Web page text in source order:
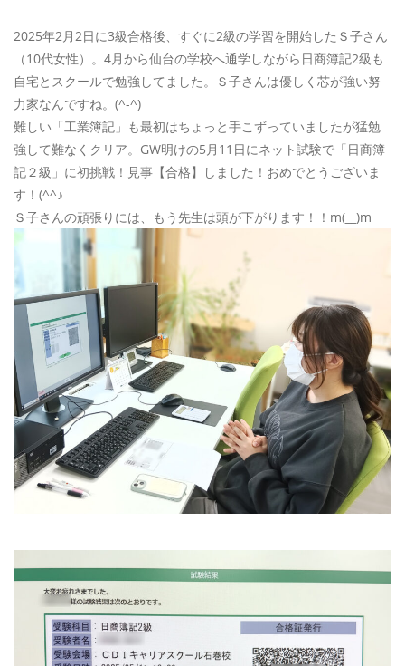
2025年2月2日に3級合格後、すぐに2級の学習を開始したＳ子さん
（10代女性）。4月から仙台の学校へ通学しながら日商簿記2級も
自宅とスクールで勉強してました。Ｓ子さんは優しく芯が強い努
力家なんですね。(^-^)
難しい「工業簿記」も最初はちょっと手こずっていましたが猛勉
強して難なくクリア。GW明けの5月11日にネット試験で「日商簿
記２級」に初挑戦！見事【合格】しました！おめでとうございま
す！(^^♪
Ｓ子さんの頑張りには、もう先生は頭が下がります！！m(__)m